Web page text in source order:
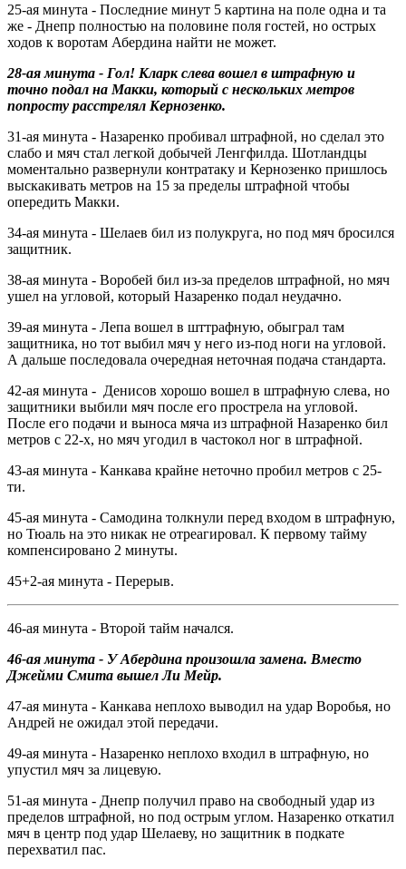
25-ая минута - Последние минут 5 картина на поле одна и та
же - Днепр полностью на половине поля гостей, но острых
ходов к воротам Абердина найти не может.
28-ая минута - Гол! Кларк слева вошел в штрафную и
точно подал на Макки, который с нескольких метров
попросту расстрелял Кернозенко.
31-ая минута - Назаренко пробивал штрафной, но сделал это
слабо и мяч стал легкой добычей Ленгфилда. Шотландцы
моментально развернули контратаку и Кернозенко пришлось
выскакивать метров на 15 за пределы штрафной чтобы
опередить Макки.
34-ая минута - Шелаев бил из полукруга, но под мяч бросился
защитник.
38-ая минута - Воробей бил из-за пределов штрафной, но мяч
ушел на угловой, который Назаренко подал неудачно.
39-ая минута - Лепа вошел в шттрафную, обыграл там
защитника, но тот выбил мяч у него из-под ноги на угловой.
А дальше последовала очередная неточная подача стандарта.
42-ая минута - Денисов хорошо вошел в штрафную слева, но
защитники выбили мяч после его прострела на угловой.
После его подачи и выноса мяча из штрафной Назаренко бил
метров с 22-х, но мяч угодил в частокол ног в штрафной.
43-ая минута - Канкава крайне неточно пробил метров с 25-
ти.
45-ая минута - Самодина толкнули перед входом в штрафную,
но Тюаль на это никак не отреагировал. К первому тайму
компенсировано 2 минуты.
45+2-ая минута - Перерыв.
46-ая минута - Второй тайм начался.
46-ая минута - У Абердина произошла замена. Вместо
Джейми Смита вышел Ли Мейр.
47-ая минута - Канкава неплохо выводил на удар Воробья, но
Андрей не ожидал этой передачи.
49-ая минута - Назаренко неплохо входил в штрафную, но
упустил мяч за лицевую.
51-ая минута - Днепр получил право на свободный удар из
пределов штрафной, но под острым углом. Назаренко откатил
мяч в центр под удар Шелаеву, но защитник в подкате
перехватил пас.